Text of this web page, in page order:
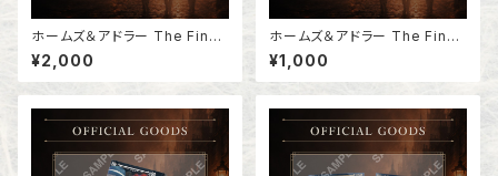
ホームズ＆アドラー The Final
Problem アクリルスタンド
¥2,000
ホームズ＆アドラー The Final
Problem イラストチャーム
¥1,000